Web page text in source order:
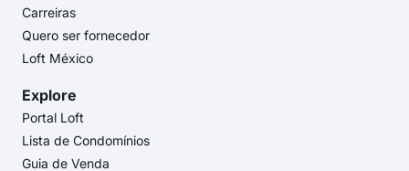
Carreiras
Quero ser fornecedor
Loft México
Explore
Portal Loft
Lista de Condomínios
Guia de Venda